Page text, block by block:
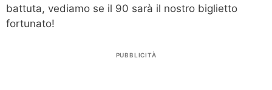
battuta, vediamo se il 90 sarà il nostro biglietto
fortunato!
PUBBLICITÀ